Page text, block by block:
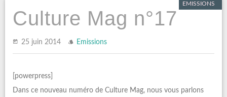
EMISSIONS
Culture Mag n°17
25 juin 2014 Emissions
[powerpress]
Dans ce nouveau numéro de Culture Mag, nous vous parlons